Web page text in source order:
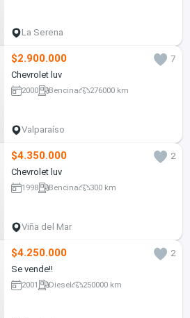
La Serena
$2.900.000
7
Chevrolet luv
2000 Bencina 276000 km
Valparaíso
$4.350.000
2
Chevrolet luv
1998 Bencina 300 km
Viña del Mar
$4.250.000
2
Se vende!!
2001 Diesel 250000 km